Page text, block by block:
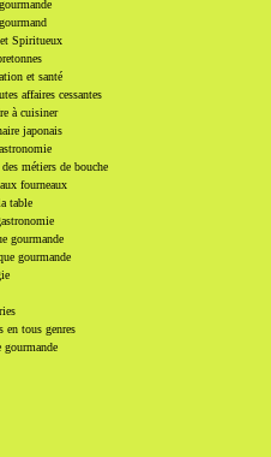
Spiritueux
et santé
affaires cessantes
à cuisiner
japonais
métiers de bouche
fourneaux
table
gourmande
gourmande
en tous genres
gourmande